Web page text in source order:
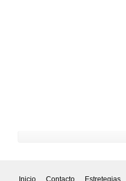
Inicio Contacto Estretegias